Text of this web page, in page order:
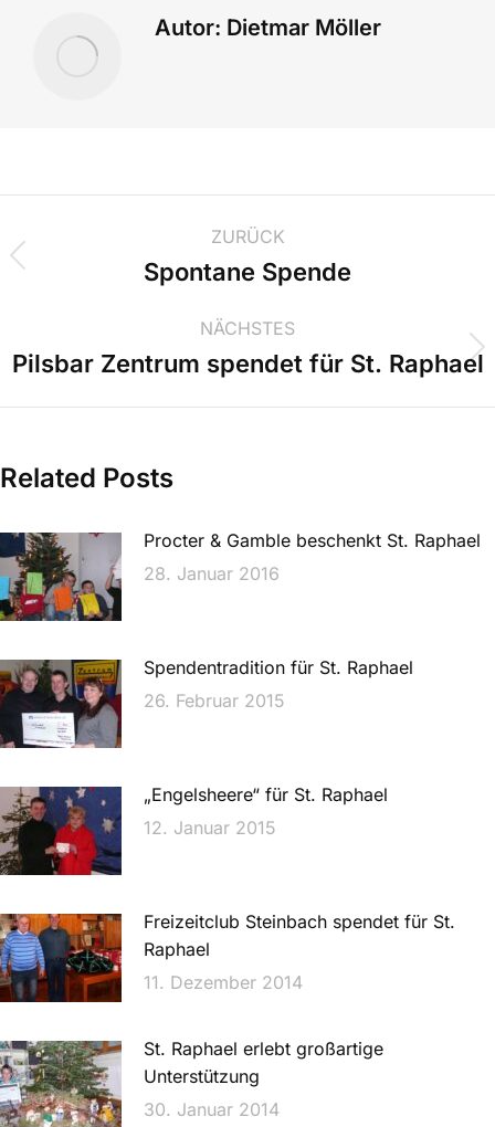
Autor: Dietmar Möller
ZURÜCK
Spontane Spende
NÄCHSTES
Pilsbar Zentrum spendet für St. Raphael
Related Posts
Procter & Gamble beschenkt St. Raphael
28. Januar 2016
Spendentradition für St. Raphael
26. Februar 2015
„Engelsheere“ für St. Raphael
12. Januar 2015
Freizeitclub Steinbach spendet für St.
Raphael
11. Dezember 2014
St. Raphael erlebt großartige
Unterstützung
30. Januar 2014